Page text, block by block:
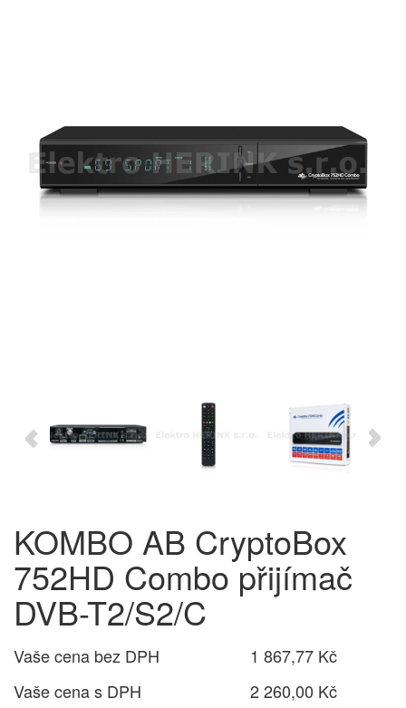
KOMBO AB CryptoBox
752HD Combo přijímač
DVB-T2/S2/C
Vaše cena bez DPH
1 867,77 Kč
Vaše cena s DPH
2 260,00 Kč